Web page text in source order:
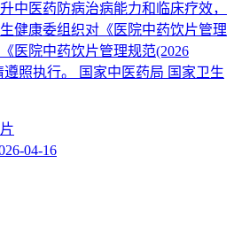
中医药防病治病能力和临床疗效，
健康委组织对《医院中药饮片管理
医院中药饮片管理规范(2026
照执行。 国家中医药局 国家卫生
04-16